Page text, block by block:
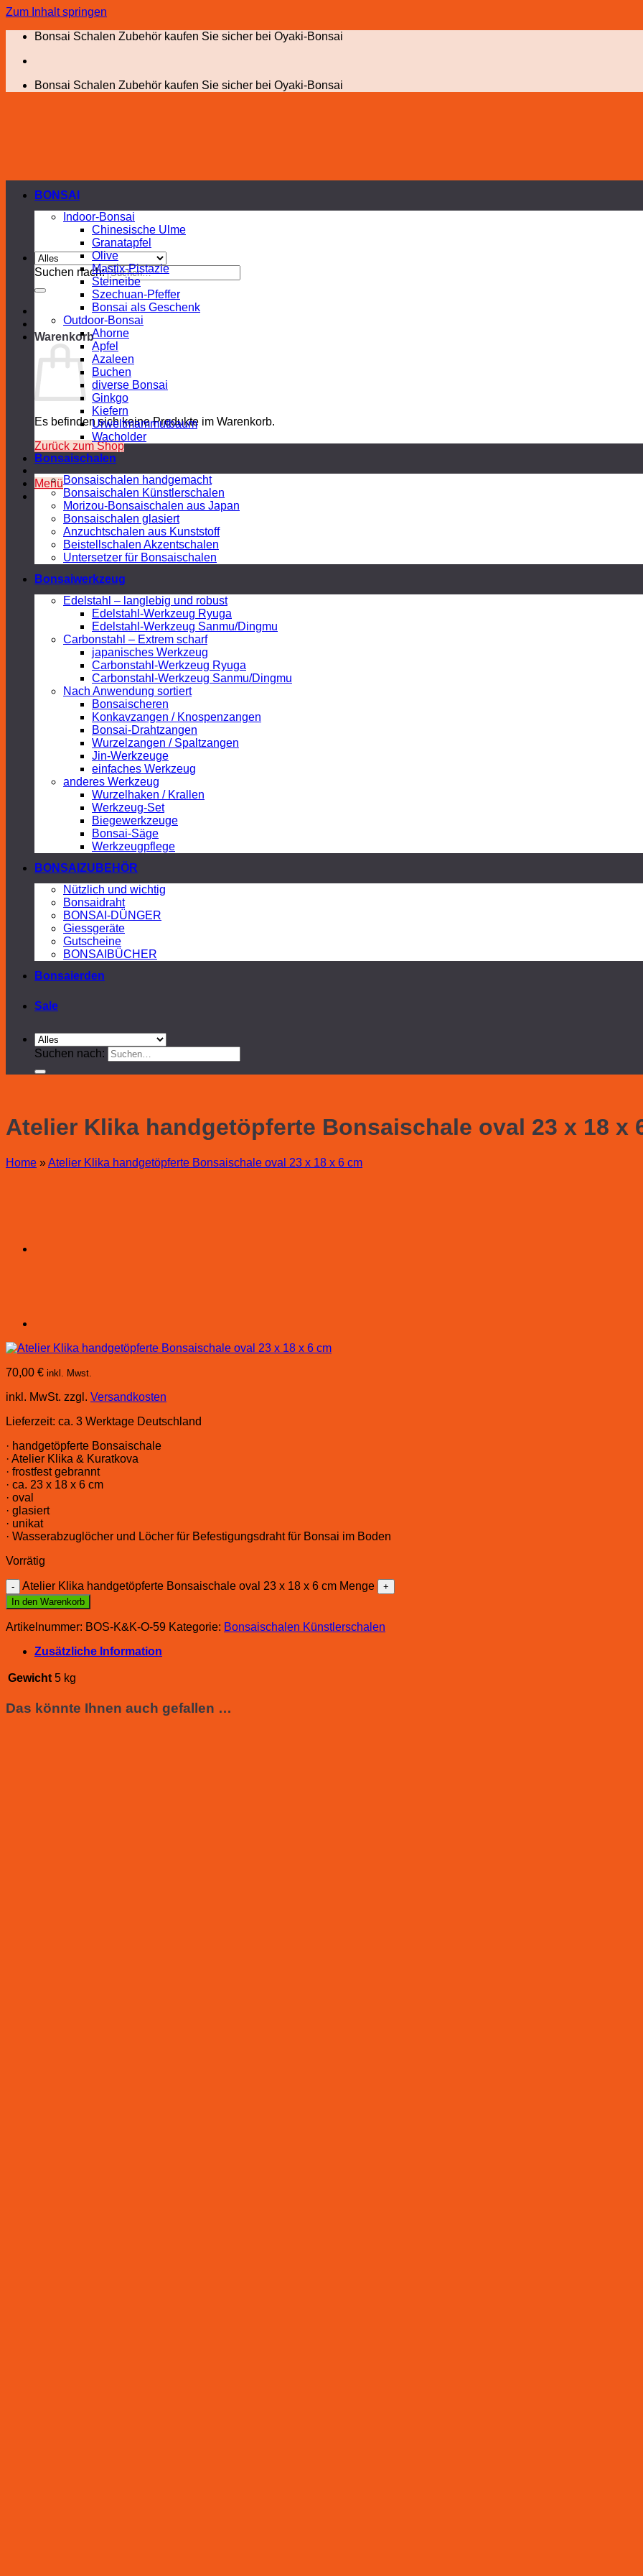
Zum Inhalt springen
Bonsai Schalen Zubehör kaufen Sie sicher bei Oyaki-Bonsai
Bonsai Schalen Zubehör kaufen Sie sicher bei Oyaki-Bonsai
Suchen nach:
Warenkorb
Es befinden sich keine Produkte im Warenkorb.
Zurück zum Shop
Menü
BONSAI
Indoor-Bonsai
Chinesische Ulme
Granatapfel
Olive
Mastix-Pistazie
Steineibe
Szechuan-Pfeffer
Bonsai als Geschenk
Outdoor-Bonsai
Ahorne
Apfel
Azaleen
Buchen
diverse Bonsai
Ginkgo
Kiefern
Urweltmammutbaum
Wacholder
Bonsaischalen
Bonsaischalen handgemacht
Bonsaischalen Künstlerschalen
Morizou-Bonsaischalen aus Japan
Bonsaischalen glasiert
Anzuchtschalen aus Kunststoff
Beistellschalen Akzentschalen
Untersetzer für Bonsaischalen
Bonsaiwerkzeug
Edelstahl – langlebig und robust
Edelstahl-Werkzeug Ryuga
Edelstahl-Werkzeug Sanmu/Dingmu
Carbonstahl – Extrem scharf
japanisches Werkzeug
Carbonstahl-Werkzeug Ryuga
Carbonstahl-Werkzeug Sanmu/Dingmu
Nach Anwendung sortiert
Bonsaischeren
Konkavzangen / Knospenzangen
Bonsai-Drahtzangen
Wurzelzangen / Spaltzangen
Jin-Werkzeuge
einfaches Werkzeug
anderes Werkzeug
Wurzelhaken / Krallen
Werkzeug-Set
Biegewerkzeuge
Bonsai-Säge
Werkzeugpflege
BONSAIZUBEHÖR
Nützlich und wichtig
Bonsaidraht
BONSAI-DÜNGER
Giessgeräte
Gutscheine
BONSAIBÜCHER
Bonsaierden
Sale
Suchen nach:
Atelier Klika handgetöpferte Bonsaischale oval 23 x 18 x
Home »Atelier Klika handgetöpferte Bonsaischale oval 23 x 18 x 6 cm
70,00 € inkl. Mwst.
inkl. MwSt. zzgl. Versandkosten
Lieferzeit: ca. 3 Werktage Deutschland
· handgetöpferte Bonsaischale
· Atelier Klika & Kuratkova
· frostfest gebrannt
· ca. 23 x 18 x 6 cm
· oval
· glasiert
· unikat
· Wasserabzuglöcher und Löcher für Befestigungsdraht für Bonsai im Boden
Vorrätig
Atelier Klika handgetöpferte Bonsaischale oval 23 x 18 x 6 cm Menge
In den Warenkorb
Artikelnummer: BOS-K&K-O-59 Kategorie: Bonsaischalen Künstlerschalen
Zusätzliche Information
Gewicht 5 kg
Das könnte Ihnen auch gefallen …